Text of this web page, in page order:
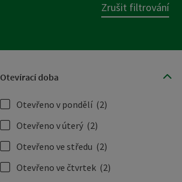
Zrušit filtrování
Otevírací doba
Otevřeno v pondělí (2)
Otevřeno v úterý (2)
Otevřeno ve středu (2)
Otevřeno ve čtvrtek (2)